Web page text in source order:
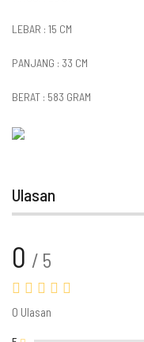
LEBAR : 15 CM
PANJANG : 33 CM
BERAT : 583 GRAM
Ulasan
0 / 5
0 Ulasan